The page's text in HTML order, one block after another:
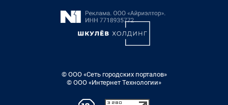
© ООО «Сеть городских порталов»
© ООО «Интернет Технологии»